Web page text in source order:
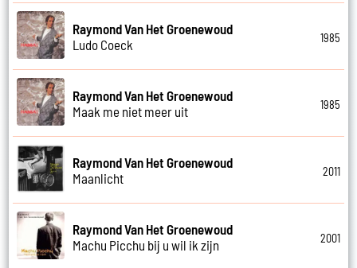
Raymond Van Het Groenewoud
Ludo Coeck
1985
Raymond Van Het Groenewoud
Maak me niet meer uit
1985
Raymond Van Het Groenewoud
Maanlicht
2011
Raymond Van Het Groenewoud
Machu Picchu bij u wil ik zijn
2001